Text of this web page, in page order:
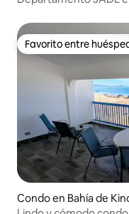
Favorito entre
Favorito entre
Condo en Bahía de